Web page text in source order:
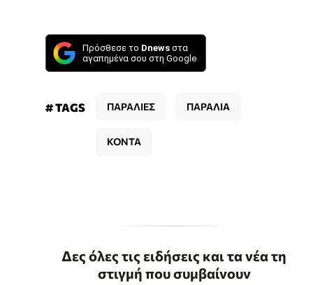
Πρόσθεσε το Dnews στα
αγαπημένα σου στη Google
# TAGS ΠΑΡΑΛΙΕΣ ΠΑΡΑΛΙΑ
ΚΟΝΤΑ
Δες όλες τις ειδήσεις και τα νέα τη
στιγμή που συμβαίνουν